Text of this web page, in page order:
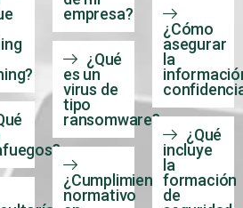
de mi
empresa?
¿Qué
es un
virus de
tipo
ransomware?
¿Cumplimiento
¿Cómo
asegurar
la
¿Qué
incluye
la
formación